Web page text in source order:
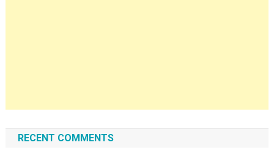
RECENT COMMENTS